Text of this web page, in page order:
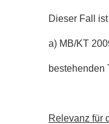
Dieser Fall
a) MB/KT
bestehenden
Relevanz für